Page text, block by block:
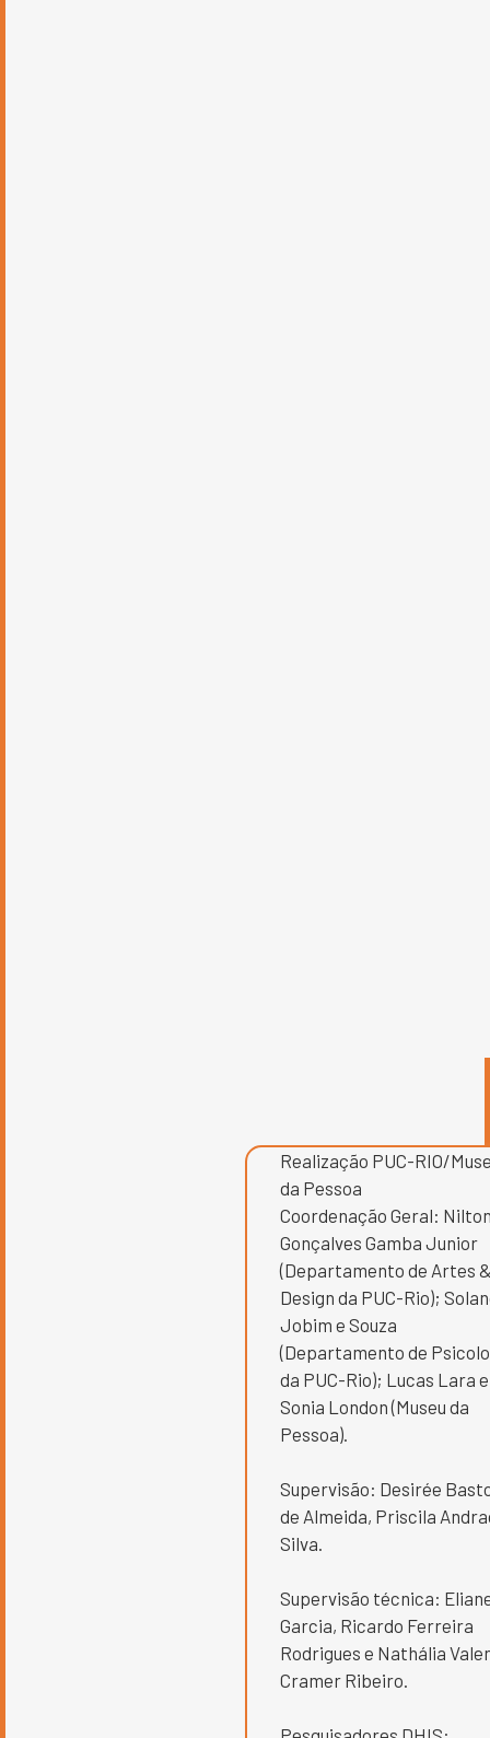
Realização PUC-RIO/
da Pessoa
Coordenação Geral:
Gonçalves Gamba Junior
(Departamento de Artes
Design da PUC-Rio);
Jobim e Souza
(Departamento de
da PUC-Rio); Lucas Lara e
Sonia London (Museu da
Pessoa).
Supervisão: Desirée
de Almeida, Priscila
Silva.
Supervisão técnica:
Garcia, Ricardo Ferreira
Rodrigues e Nathália
Cramer Ribeiro.